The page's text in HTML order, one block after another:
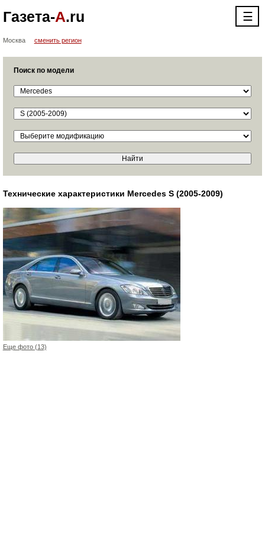
Газета-А.ru ☰
Москва сменить регион
Поиск по модели
Технические характеристики Mercedes S (2005-2009)
Еще фото (13)